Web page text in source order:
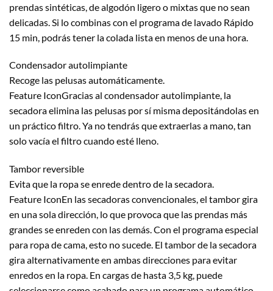
prendas sintéticas, de algodón ligero o mixtas que no sean
delicadas. Si lo combinas con el programa de lavado Rápido
15 min, podrás tener la colada lista en menos de una hora.
Condensador autolimpiante
Recoge las pelusas automáticamente.
Feature IconGracias al condensador autolimpiante, la
secadora elimina las pelusas por sí misma depositándolas en
un práctico filtro. Ya no tendrás que extraerlas a mano, tan
solo vacía el filtro cuando esté lleno.
Tambor reversible
Evita que la ropa se enrede dentro de la secadora.
Feature IconEn las secadoras convencionales, el tambor gira
en una sola dirección, lo que provoca que las prendas más
grandes se enreden con las demás. Con el programa especial
para ropa de cama, esto no sucede. El tambor de la secadora
gira alternativamente en ambas direcciones para evitar
enredos en la ropa. En cargas de hasta 3,5 kg, puede